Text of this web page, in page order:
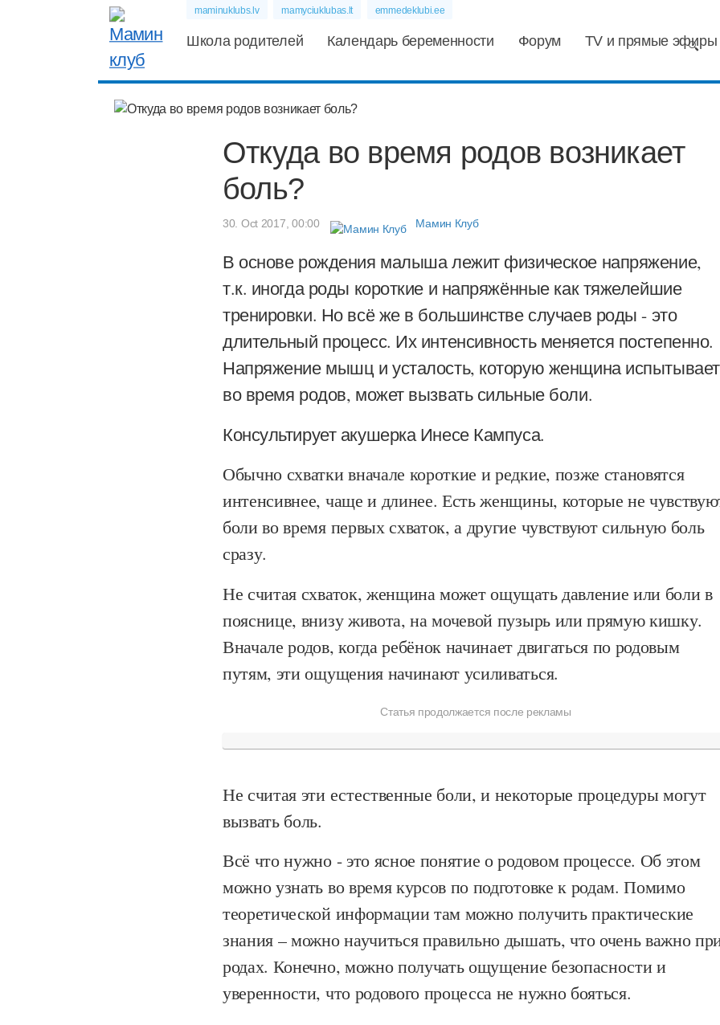
maminuklubs.lv mamyciuklubas.lt emmedeklubi.ee
Школа родителей Календарь беременности Форум TV и прямые эфиры
Откуда во время родов возникает
боль?
30. Oct 2017, 00:00 Мамин Клуб
В основе рождения малыша лежит физическое напряжение,
т.к. иногда роды короткие и напряжённые как тяжелейшие
тренировки. Но всё же в большинстве случаев роды - это
длительный процесс. Их интенсивность меняется постепенно.
Напряжение мышц и усталость, которую женщина испытывает
во время родов, может вызвать сильные боли.
Консультирует акушерка Инесе Кампуса.
Обычно схватки вначале короткие и редкие, позже становятся
интенсивнее, чаще и длинее. Есть женщины, которые не
боли во время первых схваток, а другие чувствуют сильную боль
сразу.
Не считая схваток, женщина может ощущать давление или боли в
пояснице, внизу живота, на мочевой пузырь или прямую кишку.
Вначале родов, когда ребёнок начинает двигаться по родовым
путям, эти ощущения начинают усиливаться.
Статья продолжается после рекламы
Не считая эти естественные боли, и некоторые процедуры могут
вызвать боль.
Всё что нужно - это ясное понятие о родовом процессе. Об этом
можно узнать во время курсов по подготовке к родам. Помимо
теоретической информации там можно получить практические
знания – можно научиться правильно дышать, что очень важно
родах. Конечно, можно получать ощущение безопасности и
уверенности, что родового процесса не нужно бояться.